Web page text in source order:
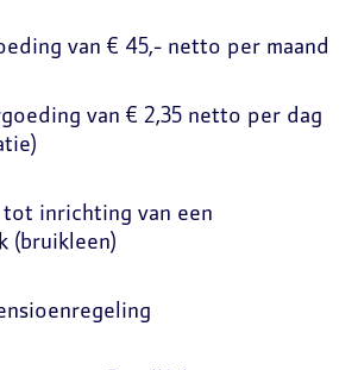
van € 45,- netto per maand
van € 2,35 netto per dag
tot inrichting van een
(bruikleen)